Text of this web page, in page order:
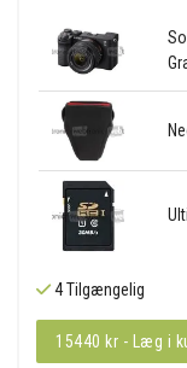
4 Tilgængelig
15440 kr - Læg i